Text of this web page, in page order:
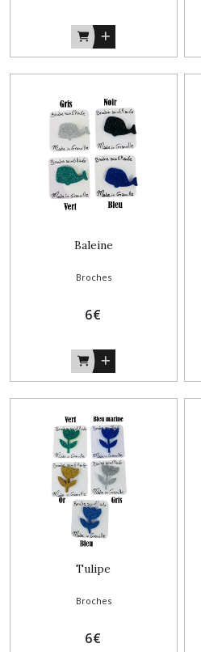
Baleine
Broches
6€
Tulipe
Broches
6€